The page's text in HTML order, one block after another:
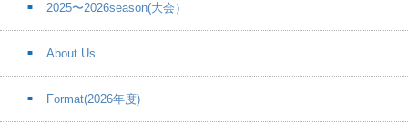
2025〜2026season(大会）
About Us
Format(2026年度)